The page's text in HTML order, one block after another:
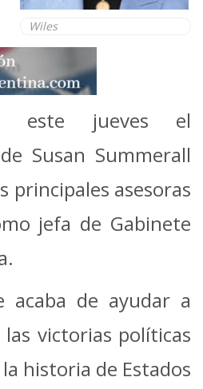
Wiles
este jueves el
Susan Summerall
principales asesoras
jefa de Gabinete
acaba de ayudar a
victorias políticas
historia de Estados